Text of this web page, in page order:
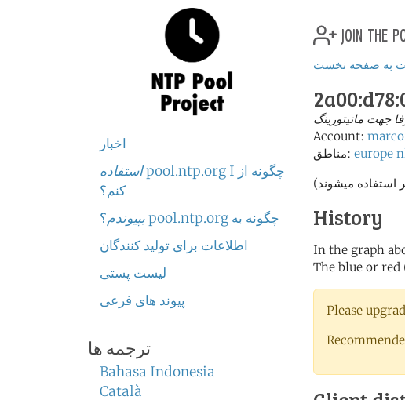
اخبار
چگونه از pool.ntp.org I
استفاده
کنم؟
چگونه به pool.ntp.org
بپیوندم؟
اطلاعات برای تولید کنندگان
لیست پستی
پیوند های فرعی
ترجمه ها
Bahasa Indonesia
Català
join the
به صفحه نخست
جهت مانیتورینگ
Account:
مناطق: europe
History
In the graph
The blue or
Please